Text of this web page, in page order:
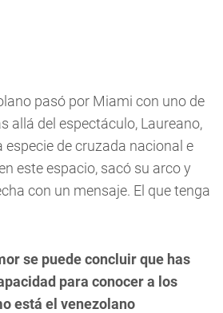
pasó por Miami con uno de
allá del espectáculo, Laureano,
especie de cruzada nacional e
este espacio, sacó su arco y
con un mensaje. El que tenga
se puede concluir que has
para conocer a los
está el venezolano